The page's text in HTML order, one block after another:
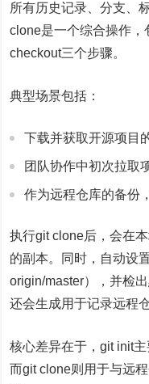
所有历史记录、分支、
clone是一个综合操作
checkout三个步骤。
典型场景包括：
下载并获取开源项目
团队协作中初次拉取
作为远程仓库的备份
执行git clone后，会在
的副本。同时，自动设
origin/master），并检
还会生成用于记录远程
核心差异在于，git init
而git clone则用于与远